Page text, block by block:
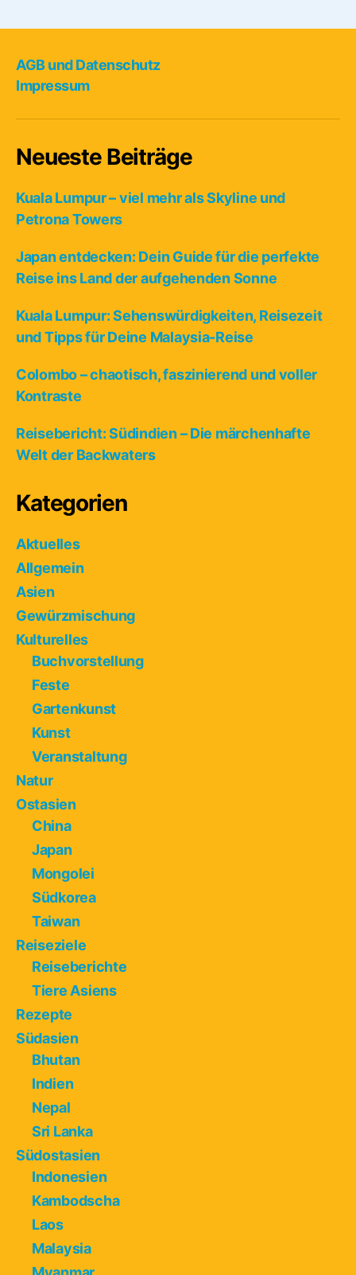
AGB und Datenschutz
Impressum
Neueste Beiträge
Kuala Lumpur – viel mehr als Skyline und
Petrona Towers
Japan entdecken: Dein Guide für die perfekte
Reise ins Land der aufgehenden Sonne
Kuala Lumpur: Sehenswürdigkeiten, Reisezeit
und Tipps für Deine Malaysia-Reise
Colombo – chaotisch, faszinierend und voller
Kontraste
Reisebericht: Südindien – Die märchenhafte
Welt der Backwaters
Kategorien
Aktuelles
Allgemein
Asien
Gewürzmischung
Kulturelles
Buchvorstellung
Feste
Gartenkunst
Kunst
Veranstaltung
Natur
Ostasien
China
Japan
Mongolei
Südkorea
Taiwan
Reiseziele
Reiseberichte
Tiere Asiens
Rezepte
Südasien
Bhutan
Indien
Nepal
Sri Lanka
Südostasien
Indonesien
Kambodscha
Laos
Malaysia